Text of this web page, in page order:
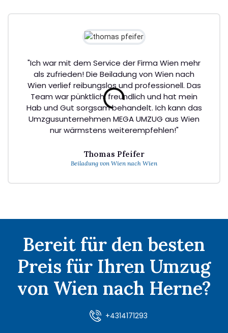
"Ich war mit dem Service der Firma Wien mehr
als zufrieden! Die Beiladung von Wien nach
Wien verlief reibungslos und professionell. Das
Team war pünktlich, freundlich und hat mein
Hab und Gut sorgsam behandelt. Ich kann das
Umzgusunternehmen MEGA UMZUG aus Wien
nur wärmstens weiterempfehlen!"
Thomas Pfeifer
Beiladung von Wien nach Wien
Bereit für den besten
Preis für Ihren Umzug
von Wien nach Herne?
+4314171293